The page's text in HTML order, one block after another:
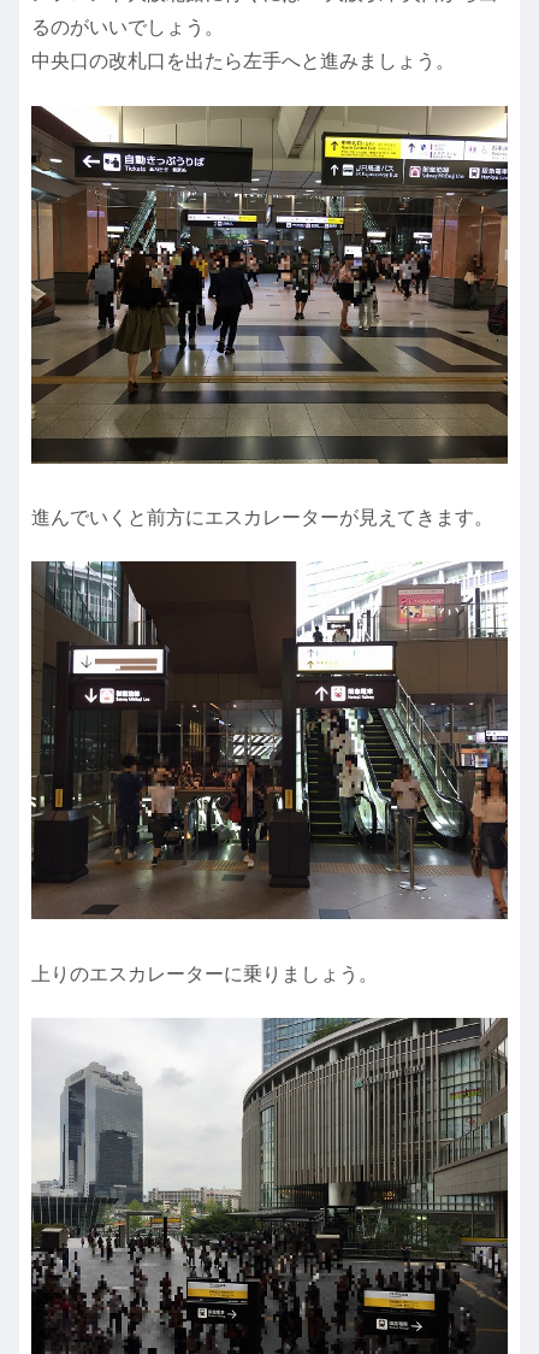
るのがいいでしょう。
中央口の改札口を出たら左手へと進みましょう。
進んでいくと前方にエスカレーターが見えてきます。
上りのエスカレーターに乗りましょう。